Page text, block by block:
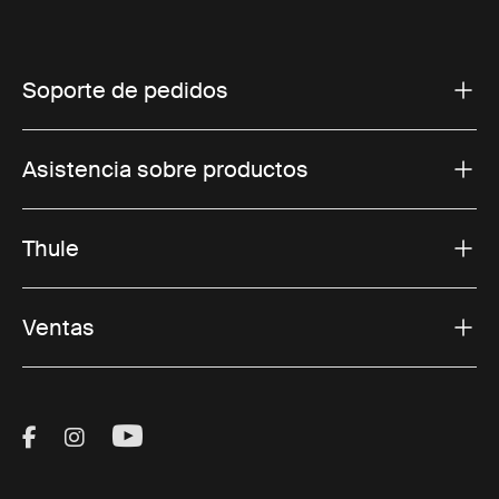
Soporte de pedidos
Asistencia sobre productos
Thule
Ventas
Visit Thule on Facebook (external link)
Visit Thule on Instagram (external link)
Visit Thule on Youtube (external